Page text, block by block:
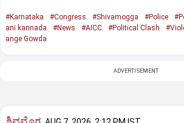
#Karnataka #Congress #Shivamogga #Police
ani kannada
#News #AICC #Political Clash
ange Gowda
ADVERTISEMENT